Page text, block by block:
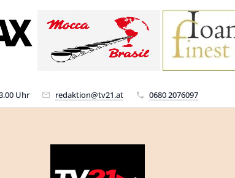
Uhr redaktion@tv21.at 0680 2076097